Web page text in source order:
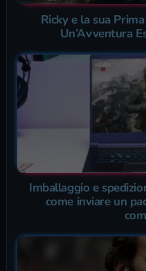
Ricky e la sua
Un’Avventura
Imballaggio e
come inviare un